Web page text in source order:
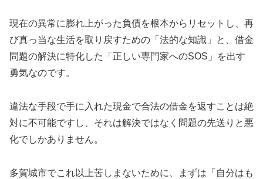
現在の異常に膨れ上がった負債を根本からリセットし、再
び真っ当な生活を取り戻すための「法的な知識」と、借金
問題の解決に特化した「正しい専門家へのSOS」を出す
勇気なのです。
違法な手段で手に入れた現金で合法の借金を返すことは絶
対に不可能ですし、それは解決ではなく問題の先送りと悪
化でしかありません。
多賀城市でこれ以上苦しまないために、まずは「自分はも